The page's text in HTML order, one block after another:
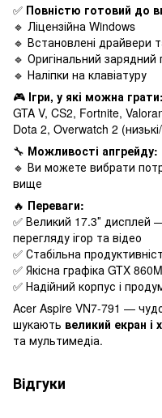
✅ Повністю готовий до
🔹 Ліцензійна Windows
🔹 Встановлені драйвери
🔹 Оригінальний зарядний
🔹 Наліпки на клавіатуру
🎮 Ігри, у які можна грати:
GTA V, CS2, Fortnite,
Dota 2, Overwatch 2
🔧 Можливості апгрейду:
🔹 Ви можете вибрати
вище
🔥 Переваги:
✅ Великий 17.3″
перегляду ігор та відео
✅ Стабільна
✅ Якісна графіка GTX 860M
✅ Надійний корпус і
Acer Aspire VN7-791 —
шукають великий екран і
та мультимедіа.
Відгуки